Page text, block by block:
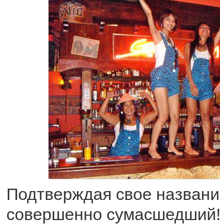
Подтверждая свое
совершенно